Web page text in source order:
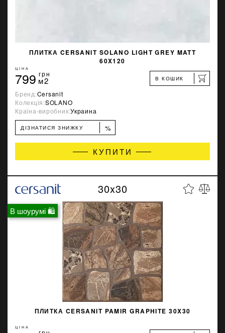
ПЛИТКА CERSANIT SOLANO LIGHT GREY MATT
60X120
ЦІНА
799 грн
м2 В КОШИК
Бренд:Cersanit
Колекція:SOLANO
Країна-виробник:Украина
ДІЗНАТИСЯ ЗНИЖКУ %
КУПИТИ
В шоурумі 🛍
30x30
ПЛИТКА CERSANIT PAMIR GRAPHITE 30X30
ЦІНА